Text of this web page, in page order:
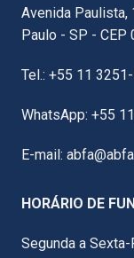
Avenida Paulista,
Paulo - SP - CEP
Tel.: +55 11
WhatsApp: +55
E-mail:
HORÁRIO DE
Segunda a Sexta-